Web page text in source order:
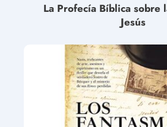
La Profecía Bíblica sobre
Jesús